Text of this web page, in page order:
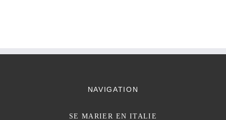
NAVIGATION
SE MARIER EN ITALIE